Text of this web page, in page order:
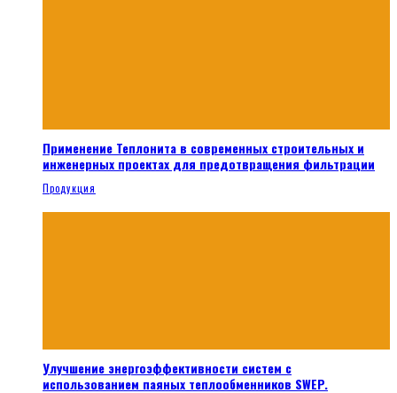
Применение Теплонита в современных строительных и
инженерных проектах для предотвращения фильтрации
Продукция
Улучшение энергоэффективности систем с
использованием паяных теплообменников SWEP.